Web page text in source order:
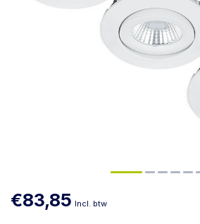
€83,85 Incl. btw